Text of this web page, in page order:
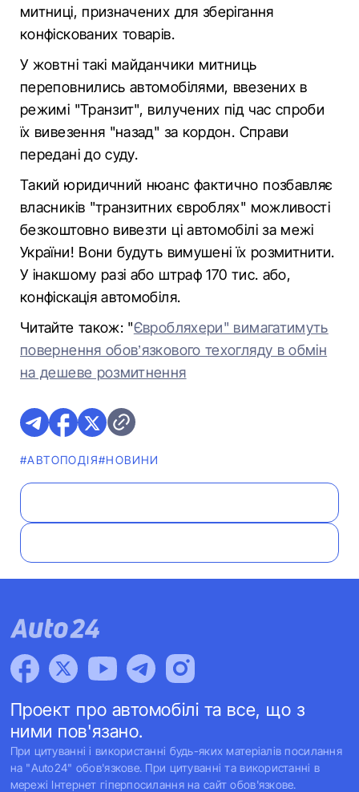
митниці, призначених для зберігання
конфіскованих товарів.
У жовтні такі майданчики митниць
переповнились автомобілями, ввезених в
режимі "Транзит", вилучених під час спроби
їх вивезення "назад" за кордон. Справи
передані до суду.
Такий юридичний нюанс фактично позбавляє
власників "транзитних євроблях" можливості
безкоштовно вивезти ці автомобілі за межі
України! Вони будуть вимушені їх розмитнити.
У інакшому разі або штраф 170 тис. або,
конфіскація автомобіля.
Читайте також: "Євробляхери" вимагатимуть
повернення обов’язкового техогляду в обмін
на дешеве розмитнення
#АВТОПОДІЯ#НОВИНИ
Проект про автомобілі та все, що з
ними пов'язано.
При цитуванні і використанні будь-яких матеріалів посилання
на "Auto24" обов'язкове. При цитуванні та використанні в
мережі Інтернет гіперпосилання на сайт обов'язкове.